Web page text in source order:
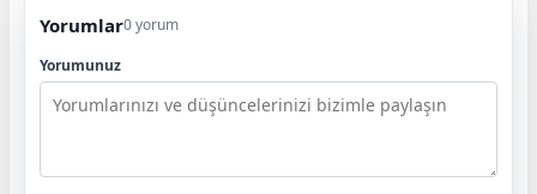
Yorumlar0 yorum
Yorumunuz